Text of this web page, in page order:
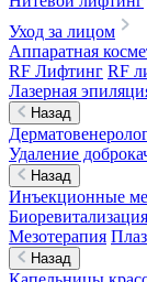
Уход за лицом
Аппаратная
RF Лифтинг RF
Лазерная
Назад
Удаление
Назад
Инъекционные
Биоревитализация
Мезотерапия
Назад